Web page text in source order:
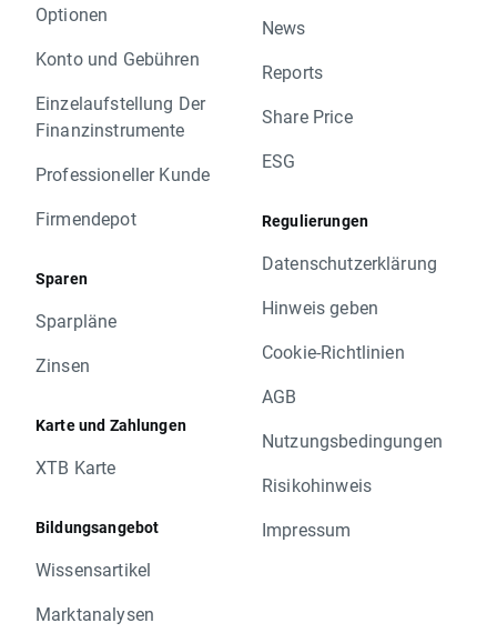
Optionen
Konto und Gebühren
Einzelaufstellung Der
Finanzinstrumente
Professioneller Kunde
Firmendepot
Sparen
Sparpläne
Zinsen
Karte und Zahlungen
XTB Karte
Bildungsangebot
Wissensartikel
Marktanalysen
News
Reports
Share Price
ESG
Regulierungen
Datenschutzerklärung
Hinweis geben
Cookie-Richtlinien
AGB
Nutzungsbedingungen
Risikohinweis
Impressum